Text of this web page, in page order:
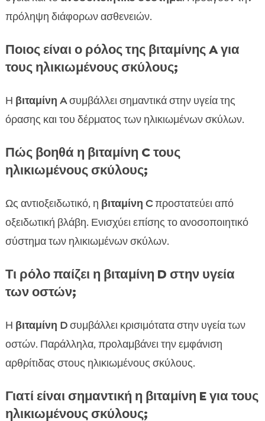
πρόληψη διάφορων ασθενειών.
Ποιος είναι ο ρόλος της βιταμίνης A για
τους ηλικιωμένους σκύλους;
Η βιταμίνη Aσυμβάλλει σημαντικά στην υγεία της
όρασης και του δέρματος των ηλικιωμένων σκύλων.
Πώς βοηθά η βιταμίνη C τους
ηλικιωμένους σκύλους;
Ως αντιοξειδωτικό, η βιταμίνη Cπροστατεύει από
οξειδωτική βλάβη. Ενισχύει επίσης το ανοσοποιητικό
σύστημα των ηλικιωμένων σκύλων.
Τι ρόλο παίζει η βιταμίνη D στην υγεία
των οστών;
Η βιταμίνη Dσυμβάλλει κρισιμότατα στην υγεία των
οστών. Παράλληλα, προλαμβάνει την εμφάνιση
αρθρίτιδας στους ηλικιωμένους σκύλους.
Γιατί είναι σημαντική η βιταμίνη E για τους
ηλικιωμένους σκύλους;